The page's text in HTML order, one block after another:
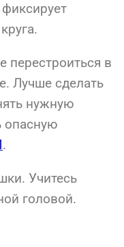
перестроиться в
Лучше сделать
нужную
опасную
.
Учитесь
головой.